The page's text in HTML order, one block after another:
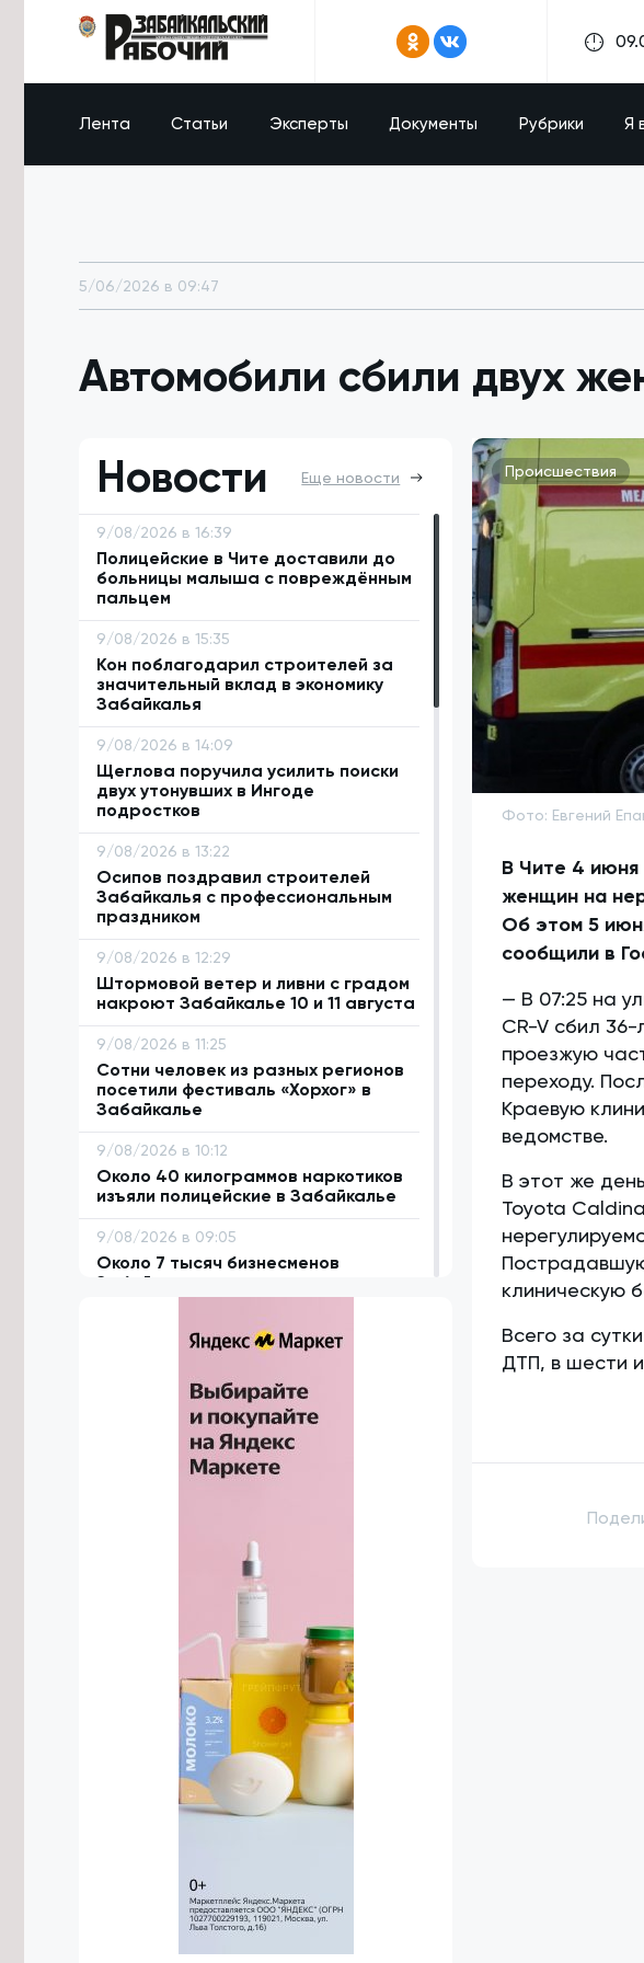
Лента Статьи Эксперты Документы Рубрики Я
5/06/2026 в 09:47
Автомобили сбили двух
Новости
Еще новости
9/08/2026 в 16:39
Полицейские в Чите доставили до
больницы малыша с повреждённым
пальцем
9/08/2026 в 15:35
Кон поблагодарил строителей за
значительный вклад в экономику
Забайкалья
9/08/2026 в 14:09
Щеглова поручила усилить поиски
двух утонувших в Ингоде
подростков
9/08/2026 в 13:22
Осипов поздравил строителей
Забайкалья с профессиональным
праздником
9/08/2026 в 12:29
Штормовой ветер и ливни с градом
накроют Забайкалье 10 и 11 августа
9/08/2026 в 11:25
Сотни человек из разных регионов
посетили фестиваль «Хорхог» в
Забайкалье
9/08/2026 в 10:12
Около 40 килограммов наркотиков
изъяли полицейские в Забайкалье
9/08/2026 в 09:05
Около 7 тысяч бизнесменов
Забайкалья перешли на
электронную подпись в 2026 году
9/08/2026 в 00:25
утонувших на Сухотино подростков
8/08/2026 в 23:02
Спасатели ищут заблудившуюся в
лесу около Амодово женщину
Около 1 тысячи забайкальцев сдали
нормы ГТО в этом году
Двое подростков утонули в реке
Ингода в Чите
8/08/2026 в 20:03
Предприятия ЖКХ в Забайкалье
смогут присоединиться к проекту
«Производительность труда»
8/08/2026 в 18:52
Более 3,2 тысячи специалистов
Забайкалье
8/08/2026 в 17:35
Происшествия
Фото: Евгений
В Чите 4 июня
женщин на
Об этом 5
сообщили в
— В 07:25 на
CR-V сбил
проезжую
переходу.
Краевую
ведомстве.
В этот же
Toyota
клиническую
Всего за
ДТП, в шести